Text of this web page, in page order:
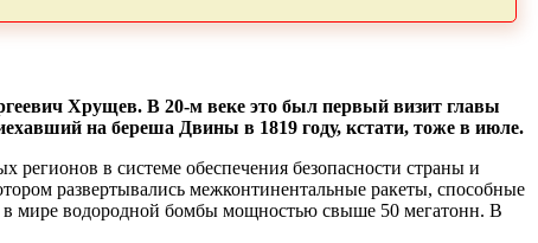
Хрущев. В 20-м веке это был первый визит главы
на береша Двины в 1819 году, кстати, тоже в июле.
в системе обеспечения безопасности страны и
развертывались межконтинентальные ракеты, способные
мире водородной бомбы мощностью свыше 50 мегатонн. В